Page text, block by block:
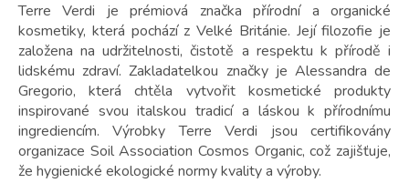
Terre Verdi je prémiová značka přírodní a organické
kosmetiky, která pochází z Velké Británie. Její filozofie je
založena na udržitelnosti, čistotě a respektu k přírodě i
lidskému zdraví. Zakladatelkou značky je Alessandra de
Gregorio, která chtěla vytvořit kosmetické produkty
inspirované svou italskou tradicí a láskou k přírodnímu
ingrediencím. Výrobky Terre Verdi jsou certifikovány
organizace Soil Association Cosmos Organic, což zajišťuje,
že hygienické ekologické normy kvality a výroby.